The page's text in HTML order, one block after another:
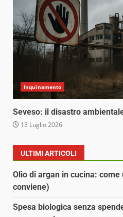
Inquinamento
Seveso: il disastro
13 Luglio 2026
ULTIMI ARTICOLI
Olio di argan in cucina:
conviene)
Spesa biologica senza